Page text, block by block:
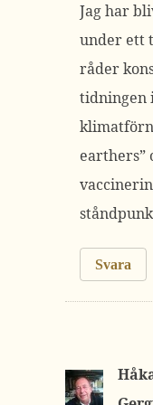
Jag har
under ett
råder
tidningen
earthers”
Svara